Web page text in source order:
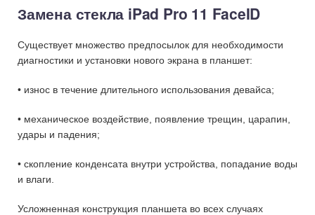
Замена стекла iPad Pro 11 FaceID
Существует множество предпосылок для необходимости
диагностики и установки нового экрана в планшет:
• износ в течение длительного использования девайса;
• механическое воздействие, появление трещин, царапин,
удары и падения;
• скопление конденсата внутри устройства, попадание воды
и влаги.
Усложненная конструкция планшета во всех случаях